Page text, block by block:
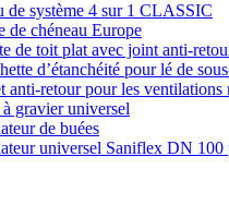
de système 4 sur 1 CLASSIC
de chéneau Europe
de toit plat avec joint anti-
d’étanchéité pour lé de
anti-retour pour les ventilations
gravier universel
de buées
universel Saniflex DN 100